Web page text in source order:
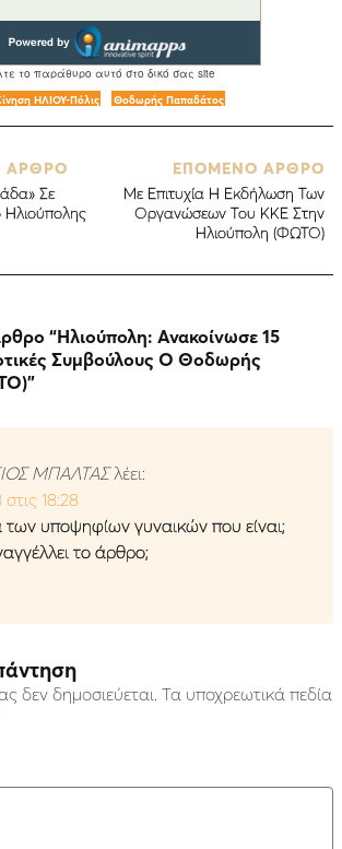
ΗΛΙΟΥ-Πόλις Θοδωρής Παπαδάτος
ΑΡΘΡΟ
Σε
ΕΠΟΜΕΝΟ ΑΡΘΡΟ
Με Επιτυχία Η Εκδήλωση Των
Οργανώσεων Του ΚΚΕ Στην
Ηλιούπολη (ΦΩΤΟ)
“Ηλιούπολη: Ανακοίνωσε 15
Συμβούλους Ο Θοδωρής
”
ΜΠΑΛΤΑΣ λέει:
18:28
υποψηφίων γυναικών που είναι;
το άρθρο;
δεν δημοσιεύεται. Τα υποχρεωτικά πεδία